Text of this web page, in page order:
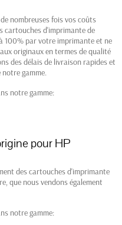
nombreuses fois vos coûts
cartouches d'imprimante de
par votre imprimante et ne
originaux en termes de qualité
des délais de livraison rapides et
gamme.
notre gamme:
pour HP
des cartouches d'imprimante
que nous vendons également
notre gamme: